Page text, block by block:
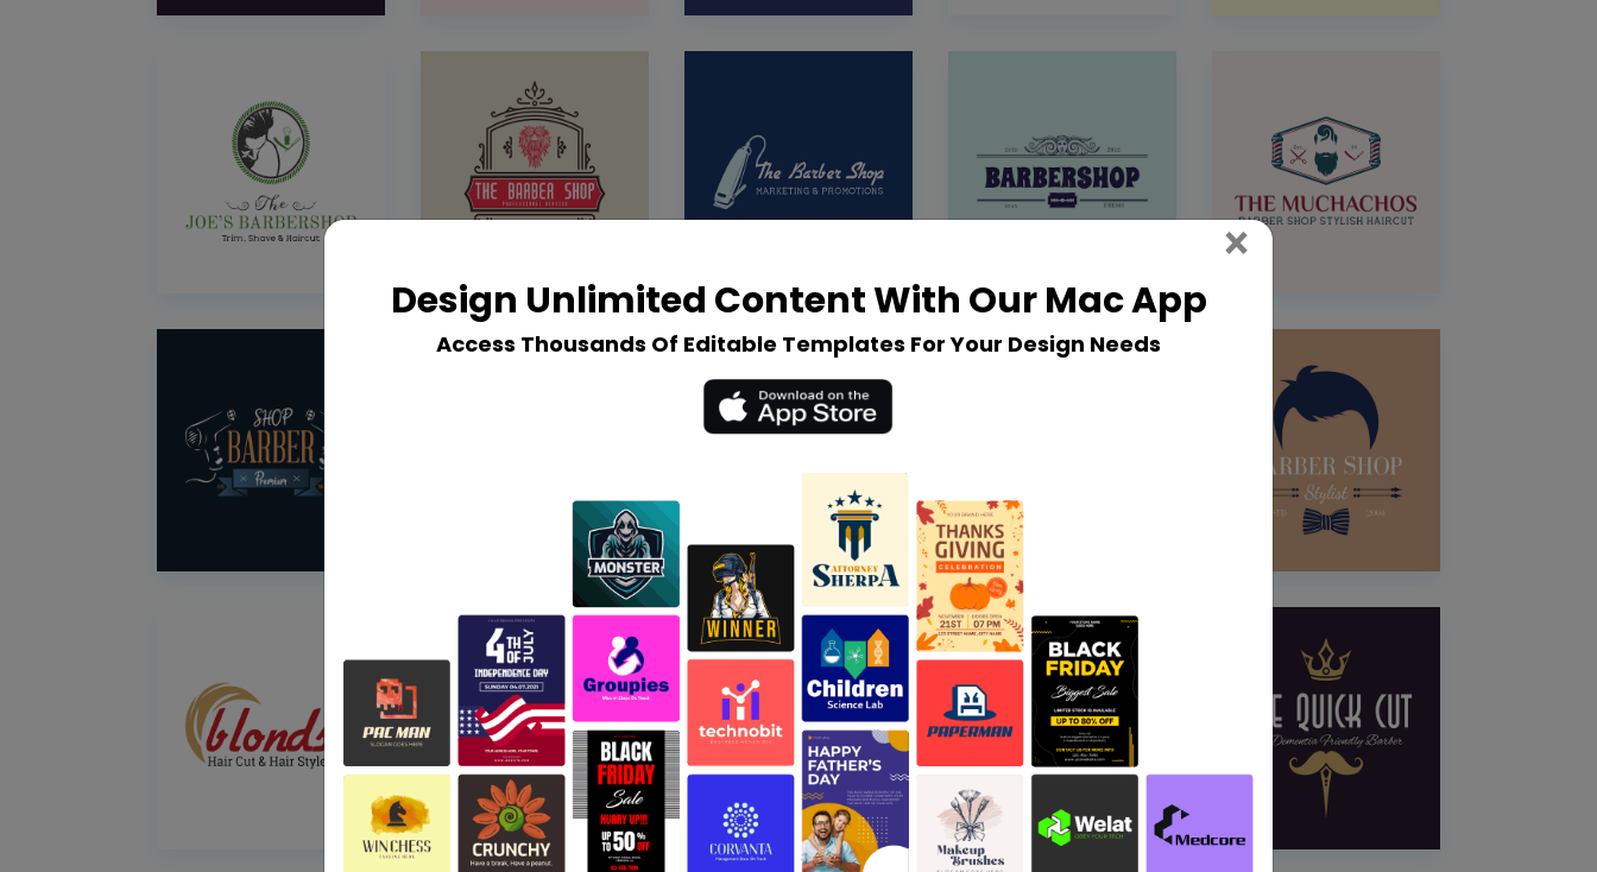
Design Unlimited Content With Our Mac App
Access Thousands Of Editable Templates For Your Design Needs
× Close